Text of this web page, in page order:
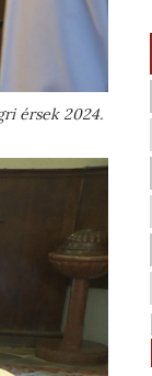
érsek 2024.